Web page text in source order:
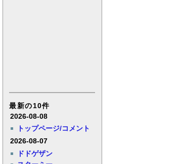
最新の10件
2026-08-08
トップページ/コメント
2026-08-07
ドドゲザン